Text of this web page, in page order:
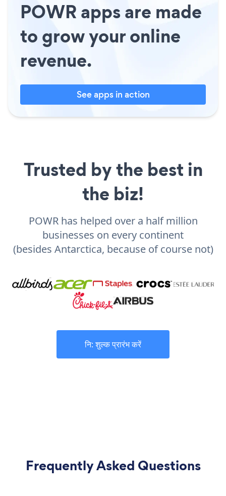
POWR apps are made
to grow your online
revenue.
See apps in action
Trusted by the best in
the biz!
POWR has helped over a half million
businesses on every continent
(besides Antarctica, because of course not)
नि: शुल्क प्रारंभ करें
Frequently Asked Questions